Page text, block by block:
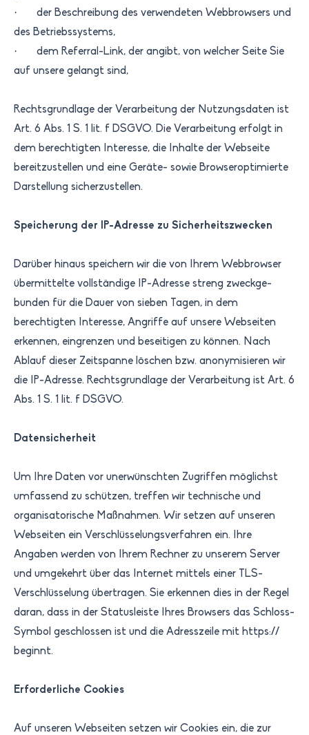
· der Beschreibung des verwendeten Webbrowsers und
des Betriebssystems,
· dem Referral-Link, der angibt, von welcher Seite Sie
auf unsere gelangt sind,
​Rechtsgrundlage der Verarbeitung der Nutzungsdaten ist
Art. 6 Abs. 1 S. 1 lit. f DSGVO. Die Verarbeitung erfolgt in
dem berechtigten Interesse, die Inhalte der Webseite
bereitzustellen und eine Geräte- sowie Browseroptimierte
Darstellung sicherzustellen.
Speicherung der IP-Adresse zu Sicherheitszwecken
Darüber hinaus speichern wir die von Ihrem Webbrowser
übermittelte vollständige IP-Adresse streng zweckge­
bunden für die Dauer von sieben Tagen, in dem
berechtigten Interesse, Angriffe auf unsere Web­seiten
erkennen, eingrenzen und beseitigen zu können. Nach
Ablauf dieser Zeitspanne löschen bzw. anonymisieren wir
die IP-Adresse. Rechtsgrundlage der Verarbeitung ist Art. 6
Abs. 1 S. 1 lit. f DSGVO.
Datensicherheit
Um Ihre Daten vor unerwünschten Zugriffen möglichst
umfassend zu schützen, treffen wir technische und
organisatorische Maßnahmen. Wir setzen auf unseren
Webseiten ein Verschlüsselungsverfahren ein. Ihre
Angaben werden von Ihrem Rechner zu unserem Server
und umgekehrt über das Internet mittels einer TLS-
Verschlüsselung übertragen. Sie erkennen dies in der Regel
daran, dass in der Statusleiste Ihres Browsers das Schloss-
Symbol geschlossen ist und die Adresszeile mit https://
beginnt.
Erforderliche Cookies
Auf unseren Webseiten setzen wir Cookies ein, die zur